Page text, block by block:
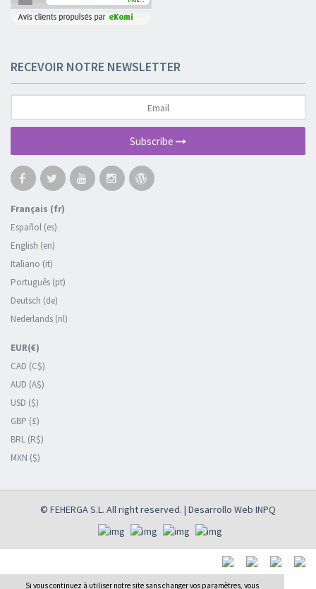
RECEVOIR NOTRE NEWSLETTER
Subscribe
Français (fr)
Español (es)
English (en)
Italiano (it)
Português (pt)
Deutsch (de)
Nederlands (nl)
EUR(€)
CAD (C$)
AUD (A$)
USD ($)
GBP (£)
BRL (R$)
MXN ($)
© FEHERGA S.L. All right reserved. | Desarrollo Web INPQ
Si vous continuez à utiliser notre site sans changer vos paramètres, vous